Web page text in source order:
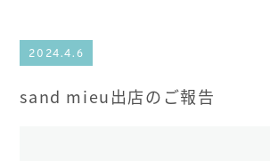
2024.4.6
sand mieu出店のご報告